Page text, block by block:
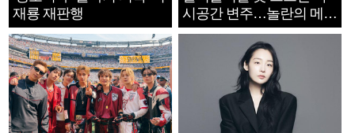
재룡 재판행
시공간 변주…놀란의 메시
지는 ‘전쟁 속죄’